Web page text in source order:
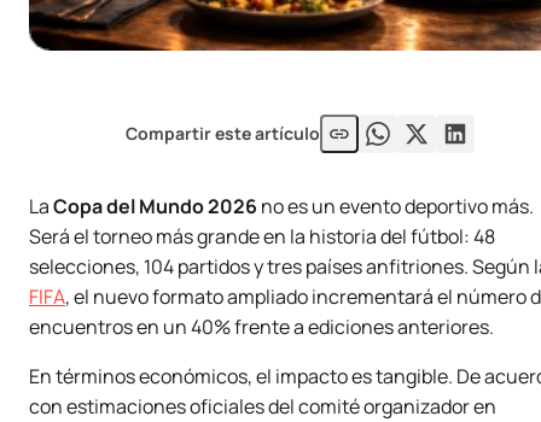
Compartir este artículo
LaCopa del Mundo 2026 no es un evento deportivo más.
Será el torneo más grande en la historia del fútbol: 48
selecciones, 104 partidos y tres países anfitriones. Según
FIFA, el nuevo formato ampliado incrementará el número
encuentros en un 40% frente a ediciones anteriores.
En términos económicos, el impacto es tangible. De
con estimaciones oficiales del comité organizador en